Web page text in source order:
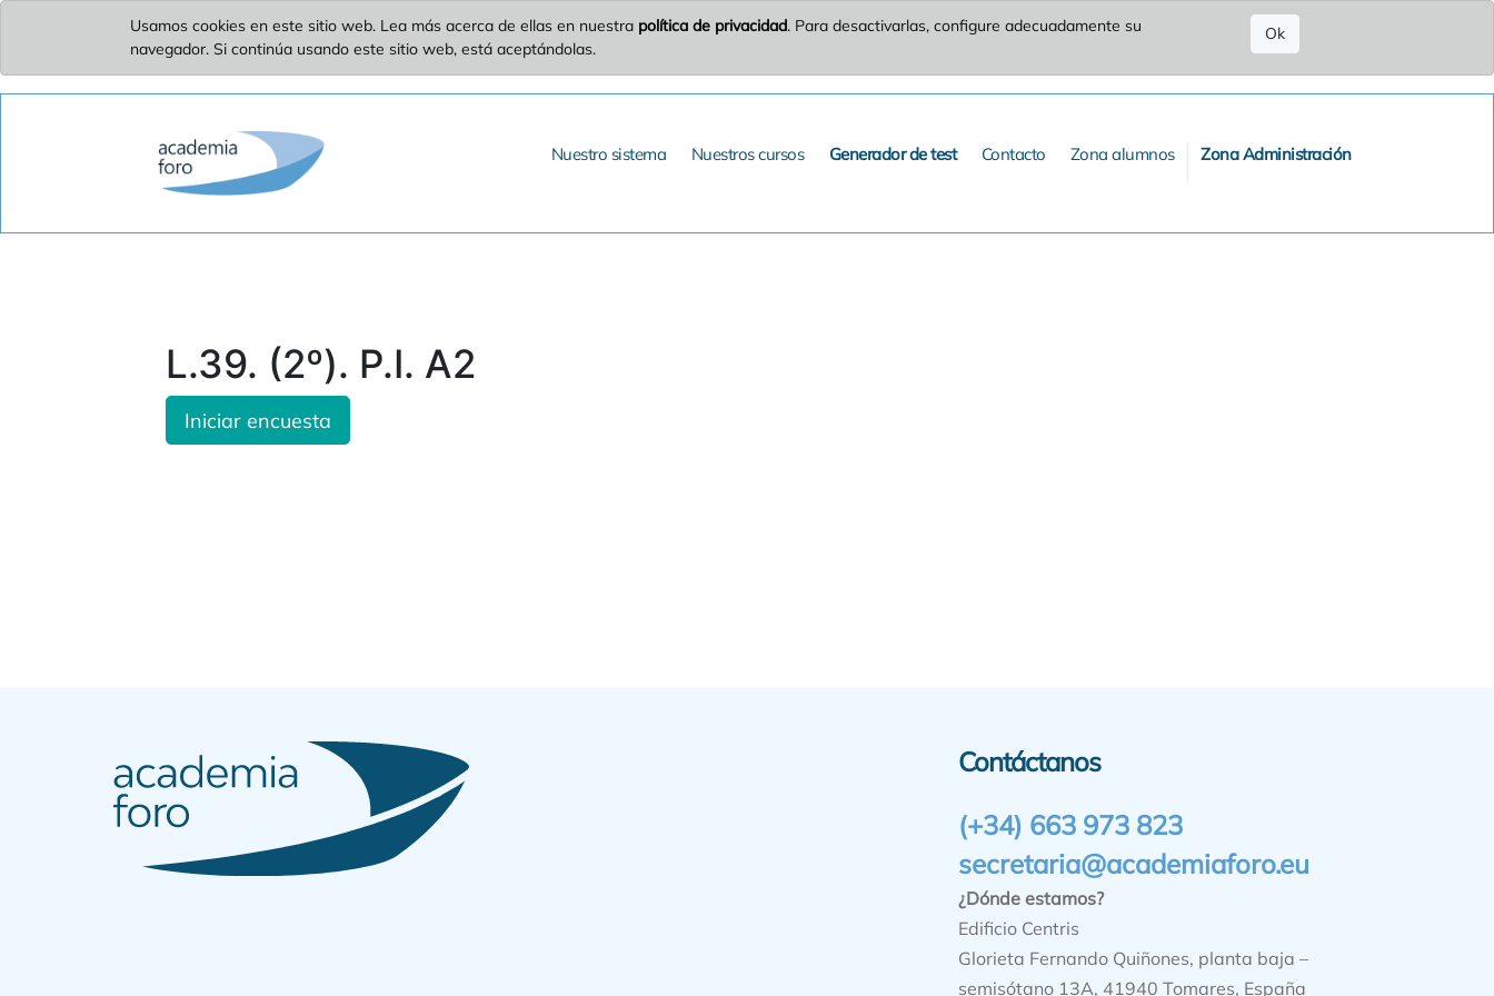
Usamos cookies en este sitio web. Lea más acerca de ellas en nuestra política de privacidad. Para desactivarlas, configure adecuadamente su
navegador. Si continúa usando este sitio web, está aceptándolas.
Ok
Nuestro sistema Nuestros cursos Generador de test Contacto Zona alumnos Zona Administración
L.39. (2º). P.I. A2
Iniciar encuesta
Contáctanos
(+34) 663 973 823
secretaria@academiaforo.eu
¿Dónde estamos?
Edificio Centris
Glorieta Fernando Quiñones, planta baja –
semisótano 13A, 41940 Tomares, España